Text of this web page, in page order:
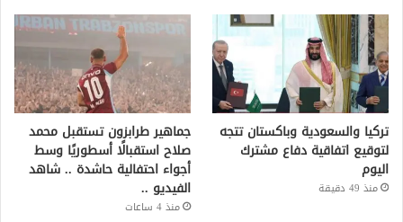
تركيا والسعودية وباكستان تتجه
لتوقيع اتفاقية دفاع مشترك
اليوم
منذ 49 دقيقة
جماهير طرابزون تستقبل محمد
صلاح استقبالًا أسطوريًا وسط
أجواء احتفالية حاشدة .. شاهد
الفيديو ..
منذ 4 ساعات